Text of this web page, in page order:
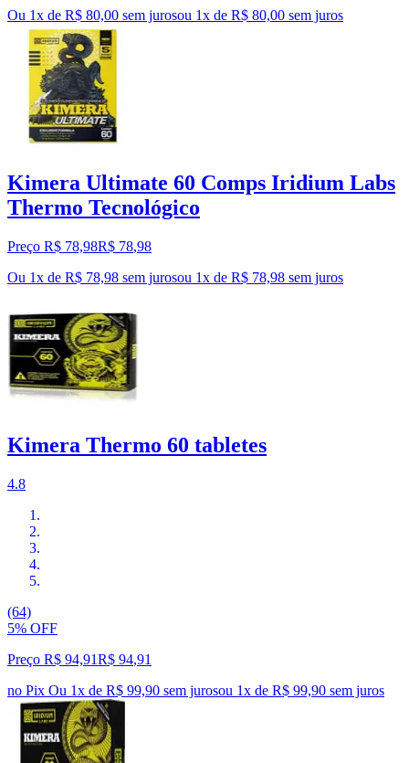
Ou 1x de R$ 80,00 sem jurosou 1x de R$ 80,00 sem juros
Kimera Ultimate 60 Comps Iridium Labs
Thermo Tecnológico
Preço R$ 78,98R$ 78,98
Ou 1x de R$ 78,98 sem jurosou 1x de R$ 78,98 sem juros
Kimera Thermo 60 tabletes
4.8
(64)
5% OFF
Preço R$ 94,91R$ 94,91
no Pix Ou 1x de R$ 99,90 sem jurosou 1x de R$ 99,90 sem juros